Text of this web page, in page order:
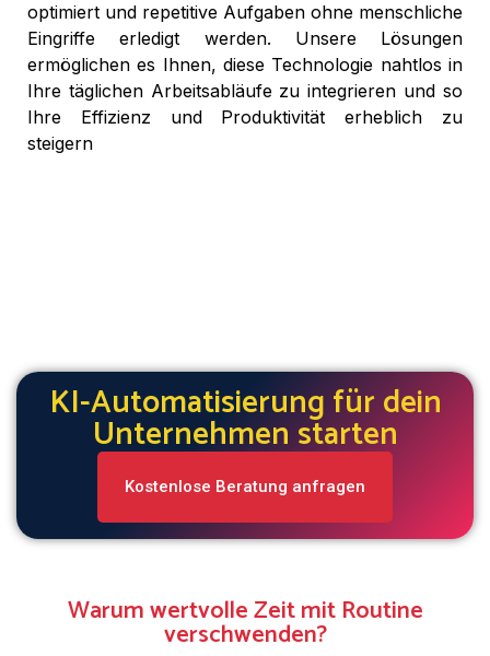
optimiert und repetitive Aufgaben ohne menschliche
Eingriffe erledigt werden. Unsere Lösungen
ermöglichen es Ihnen, diese Technologie nahtlos in
Ihre täglichen Arbeitsabläufe zu integrieren und so
Ihre Effizienz und Produktivität erheblich zu
steigern
KI-Automatisierung für dein
Unternehmen starten
Kostenlose Beratung anfragen
Warum wertvolle Zeit mit Routine
verschwenden?